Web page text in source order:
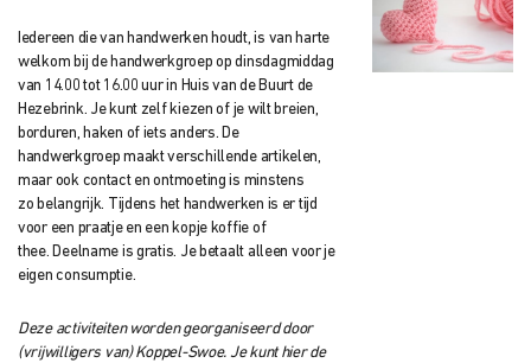
Iedereen die van handwerken houdt, is van harte
welkom bij de handwerkgroep op dinsdagmiddag
van 14.00 tot 16.00 uur in Huis van de Buurt de
Hezebrink. Je kunt zelf kiezen of je wilt breien,
borduren, haken of iets anders. De
handwerkgroepmaakt verschillende artikelen,
maar ook contact en ontmoeting is minstens
zo belangrijk. Tijdens het handwerken is er tijd
voor een praatje en een kopje koffie of
thee. Deelname is gratis. Je betaalt alleen voor je
eigen consumptie.
Deze activiteiten worden georganiseerd door
(vrijwilligers van) Koppel-Swoe. Je kunt hier de